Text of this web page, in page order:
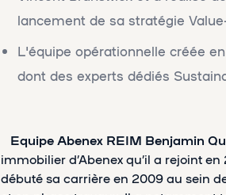
lancement de sa stratégie
L'équipe opérationnelle créée
dont des experts dédiés
Equipe Abenex REIM Benjamin
immobilier d’Abenex qu’il a rejoint
débuté sa carrière en 2009 au sein